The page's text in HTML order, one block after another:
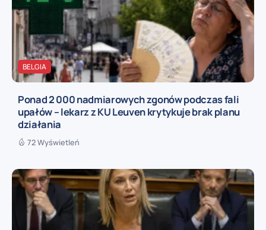
BELGIA
Ponad 2 000 nadmiarowych zgonów podczas fali
upałów – lekarz z KU Leuven krytykuje brak planu
działania
72 Wyświetleń